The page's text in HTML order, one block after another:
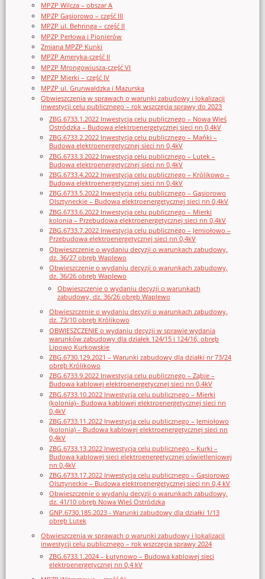
MPZP Wilcza – obszar A
MPZP Gąsiorowo – część III
MPZP ul. Behringa – część II
MPZP Perłowa i Pionierów
Zmiana MPZP Kunki
MPZP Ameryka-część II
MPZP Mrongowiusza-część VI
MPZP Mierki – część IV
MPZP ul. Grunwaldzka i Mazurska
Obwieszczenia w sprawach o warunki zabudowy i lokalizacji
inwestycji celu publicznego – rok wszczęcia sprawy do 2023
ZBG.6733.1.2022 Inwestycja celu publicznego – Nowa Wieś
Ostródzka – Budowa elektroenergetycznej sieci nn 0,4kV
ZBG.6733.2.2022 Inwestycja celu publicznego – Mańki –
Budowa elektroenergetycznej sieci nn 0,4kV
ZBG.6733.3.2022 Inwestycja celu publicznego – Lutek –
Budowa elektroenergetycznej sieci nn 0,4kV
ZBG.6733.4.2022 Inwestycja celu publicznego – Królikowo –
Budowa elektroenergetycznej sieci nn 0,4kV
ZBG.6733.5.2022 Inwestycja celu publicznego – Gąsiorowo
Olsztyneckie – Budowa elektroenergetycznej sieci nn 0,4kV
ZBG.6733.6.2022 Inwestycja celu publicznego – Mierki
kolonia – Przebudowa elektroenergetycznej sieci nn 0,4kV
ZBG.6733.7.2022 Inwestycja celu publicznego – Jemiołowo –
Przebudowa elektroenergetycznej sieci nn 0,4kV
Obwieszczenie o wydaniu decyzji o warunkach zabudowy,
dz. 36/27 obręb Waplewo
Obwieszczenie o wydaniu decyzji o warunkach zabudowy,
dz. 36/26 obręb Waplewo
Obwieszczenie o wydaniu decyzji o warunkach
zabudowy, dz. 36/26 obręb Waplewo
Obwieszczenie o wydaniu decyzji o warunkach zabudowy,
dz. 73/10 obręb Królikowo
OBWIESZCZENIE o wydaniu decyzji w sprawie wydania
warunków zabudowy dla działek 124/15 i 124/16, obręb
Lipowo Kurkowskie
ZBG.6730.129.2021 – Warunki zabudowy dla działki nr 73/24
obręb Królikowo
ZBG.6733.9.2022 Inwestycja celu publicznego – Ząbie –
Budowa kablowej elektroenergetycznej sieci nn 0,4kV
ZBG.6733.10.2022 Inwestycja celu publicznego – Mierki
(kolonia)– Budowa kablowej elektroenergetycznej sieci nn
0,4kV
ZBG.6733.11.2022 Inwestycja celu publicznego – Jemiołowo
(kolonia) – Budowa kablowej elektroenergetycznej sieci nn
0,4kV
ZBG.6733.13.2022 Inwestycja celu publicznego – Kurki –
Budowa kablowej sieci elektroenergetycznej oświetleniowej
nn 0,4kV
ZBG.6733.17.2022 Inwestycja celu publicznego – Gąsiorowo
Olsztyneckie – Budowa elektroenergetycznej sieci nn 0,4 kV
Obwieszczenie o wydaniu decyzji o warunkach zabudowy,
dz. 41/10 obręb Nowa Wieś Ostródzka
GNP.6730.185.2023 - Warunki zabudowy dla działki 1/13
obręb Lutek
Obwieszczenia w sprawach o warunki zabudowy i lokalizacji
inwestycji celu publicznego – rok wszczęcia sprawy 2024
ZBG.6733.1.2024 – Łutynowo – Budowa kablowej sieci
elektroenergetycznej nn 0,4 kV